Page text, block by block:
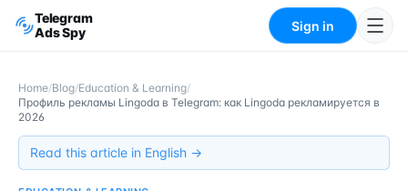
Telegram
Ads Spy
Sign in
Home/Blog/Education & Learning/
Профиль рекламы Lingoda в Telegram: как Lingoda рекламируется в
2026
Read this article in English →